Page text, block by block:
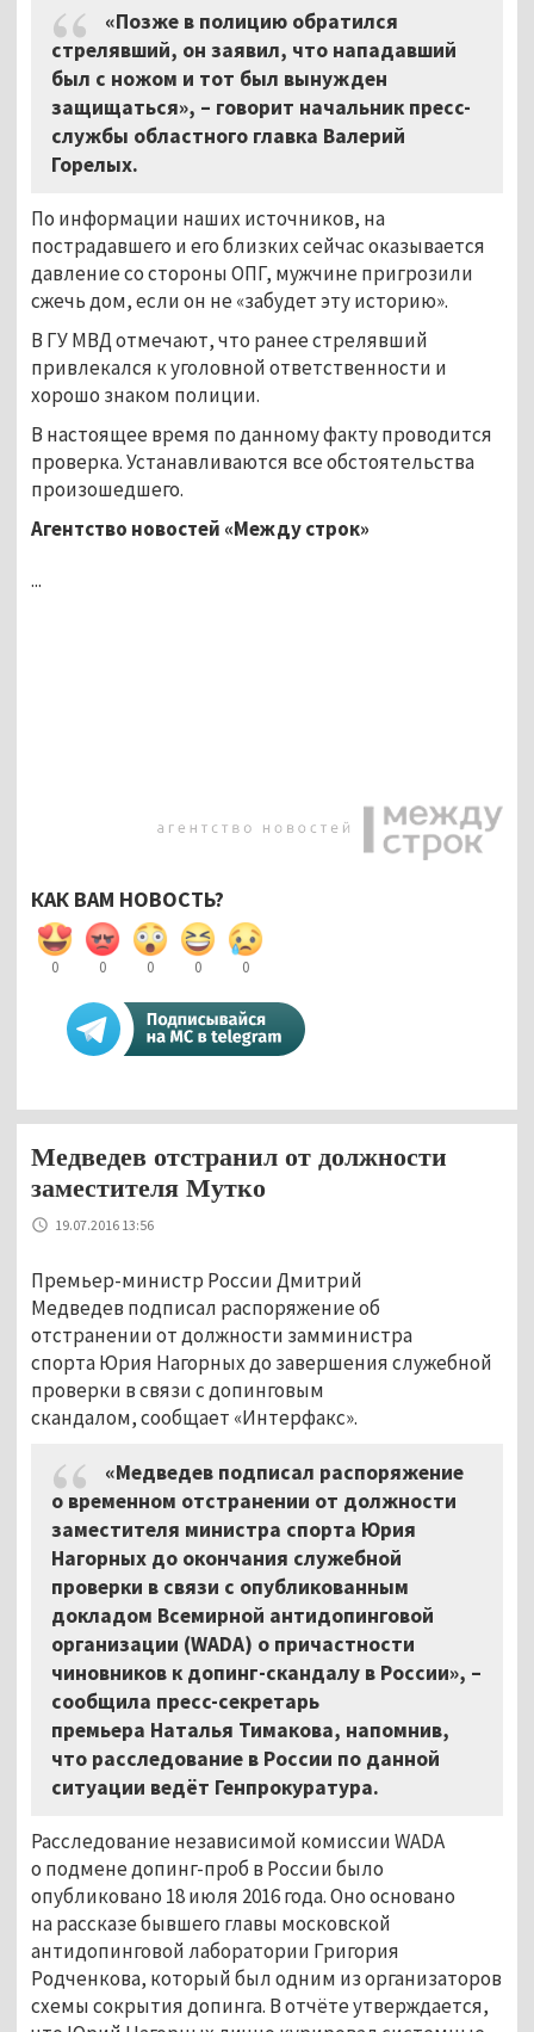
«Позже в полицию обратился
стрелявший, он заявил, что нападавший
был с ножом и тот был вынужден
защищаться», – говорит начальник пресс-
службы областного главка Валерий
Горелых.
По информации наших источников, на
пострадавшего и его близких сейчас оказывается
давление со стороны ОПГ, мужчине пригрозили
сжечь дом, если он не «забудет эту историю».
В ГУ МВД отмечают, что ранее стрелявший
привлекался к уголовной ответственности и
хорошо знаком полиции.
В настоящее время по данному факту проводится
проверка. Устанавливаются все обстоятельства
произошедшего.
Агентство новостей «Между строк»
...
КАК ВАМ НОВОСТЬ?
0 0 0 0 0
Медведев отстранил от должности
заместителя Мутко
19.07.2016 13:56
Премьер-министр России Дмитрий
Медведев подписал распоряжение об
отстранении от должности замминистра
спорта Юрия Нагорных до завершения служебной
проверки в связи с допинговым
скандалом, сообщает «Интерфакс».
«Медведев подписал распоряжение
о временном отстранении от должности
заместителя министра спорта Юрия
Нагорных до окончания служебной
проверки в связи с опубликованным
докладом Всемирной антидопинговой
организации (WADA) о причастности
чиновников к допинг-скандалу в России», –
сообщила пресс-секретарь
премьера Наталья Тимакова, напомнив,
что расследование в России по данной
ситуации ведёт Генпрокуратура.
Расследование независимой комиссии WADA
о подмене допинг-проб в России было
опубликовано 18 июля 2016 года. Оно основано
на рассказе бывшего главы московской
антидопинговой лаборатории Григория
Родченкова, который был одним из организаторов
схемы сокрытия допинга. В отчёте утверждается,